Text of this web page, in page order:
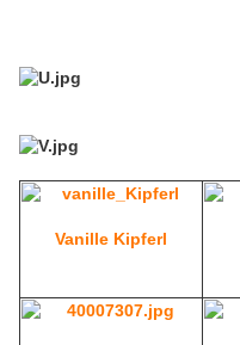
Vanille Kipferl